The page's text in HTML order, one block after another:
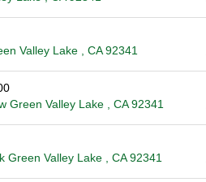
Valley Lake , CA 92341
Green Valley Lake , CA 92341
Green Valley Lake , CA 92341